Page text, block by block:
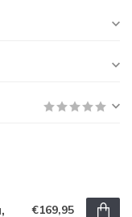
€169,95